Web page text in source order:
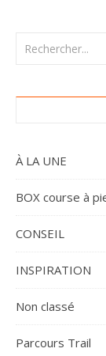
À LA UNE
BOX course à
CONSEIL
INSPIRATION
Non classé
Parcours Trail